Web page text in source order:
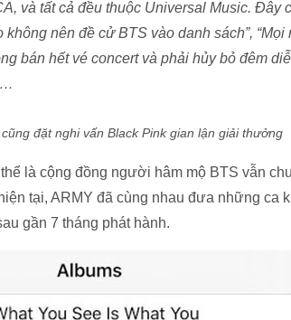
và tất cả đều thuộc Universal Music. Đây
nên đề cử BTS vào danh sách”,
bán hết vé concert và phải hủy bỏ đêm
đặt nghi vấn Black Pink gian lận giải thưởng
là cộng đồng người hâm mộ BTS vẫn
tại, ARMY đã cùng nhau đưa những ca
gần 7 tháng phát hành.